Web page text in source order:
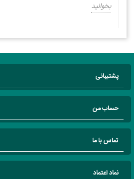
بخوانید
پشتیبانی
حساب من
تماس با ما
نماد اعتماد